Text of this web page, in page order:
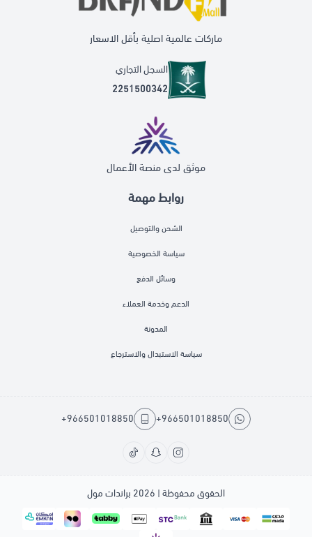
روابط مهمة
الشحن والتوصيل
سياسة الخصوصية
وسائل الدفع
الدعم وخدمة العملاء
المدونة
سياسة الاستبدال والاسترجاع
ماركات عالمية اصلية بأقل الاسعار
السجل التجاري
2251500342
موثق لدى منصة الأعمال
+966501018850
+966501018850
الحقوق محفوظة | 2026 براندات مول